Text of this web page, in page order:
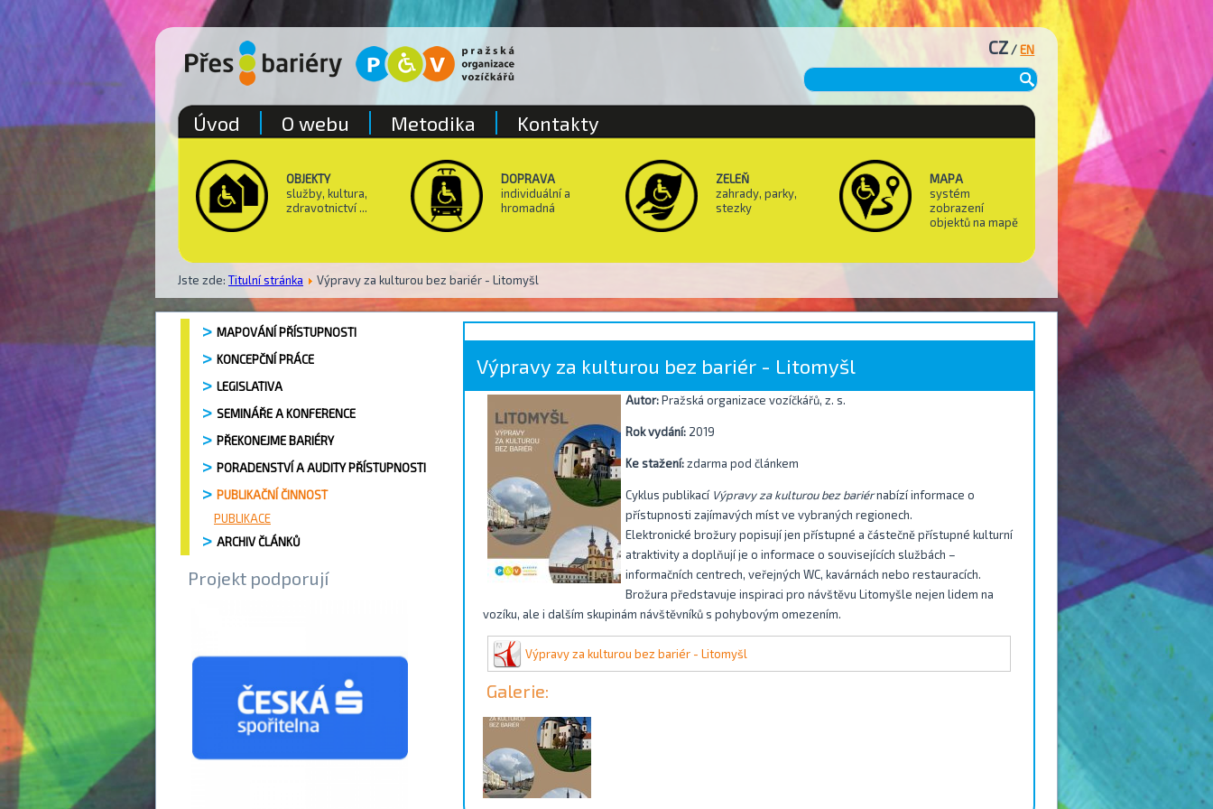
OBJEKTY
služby, kultura,
zdravotnictví ...
DOPRAVA
individuální a
hromadná
ZELEŇ
zahrady, parky,
stezky
MAPA
systém
zobrazení
objektů na mapě
CZ /EN
Jste zde: Titulní stránka Výpravy za kulturou bez bariér - Litomyšl
Úvod O webu Metodika Kontakty
MAPOVÁNÍ PŘÍSTUPNOSTI
KONCEPČNÍ PRÁCE
LEGISLATIVA
SEMINÁŘE A KONFERENCE
PŘEKONEJME BARIÉRY
PORADENSTVÍ A AUDITY PŘÍSTUPNOSTI
PUBLIKAČNÍ ČINNOST
PUBLIKACE
ARCHIV ČLÁNKŮ
Projekt podporují
Výpravy za kulturou bez bariér - Litomyšl
Autor:Pražská organizace vozíčkářů, z. s.
Rok vydání: 2019
Ke stažení:zdarma pod článkem
Cyklus publikací Výpravy za kulturou bez bariérnabízí informace o
přístupnosti zajímavých míst ve vybraných regionech.
Elektronické brožury popisují jen přístupné a částečně přístupné kulturní
atraktivity a doplňují je o informace o souvisejících službách –
informačních centrech, veřejných WC, kavárnách nebo restauracích.
Brožura představuje inspiraci pro návštěvu Litomyšle nejen lidem na
vozíku, ale i dalším skupinám návštěvníků s pohybovým omezením.
Výpravy za kulturou bez bariér - Litomyšl
Galerie: